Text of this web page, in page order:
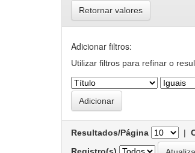
Retornar valores
Adicionar filtros:
Utilizar filtros para refinar o
Resultados/Página |
Registro(s)